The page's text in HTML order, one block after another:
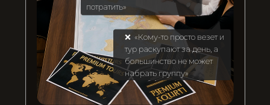
потратить»
❌ «Кому-то просто везет и
тур раскупают за день, а
большинство не может
набрать группу»